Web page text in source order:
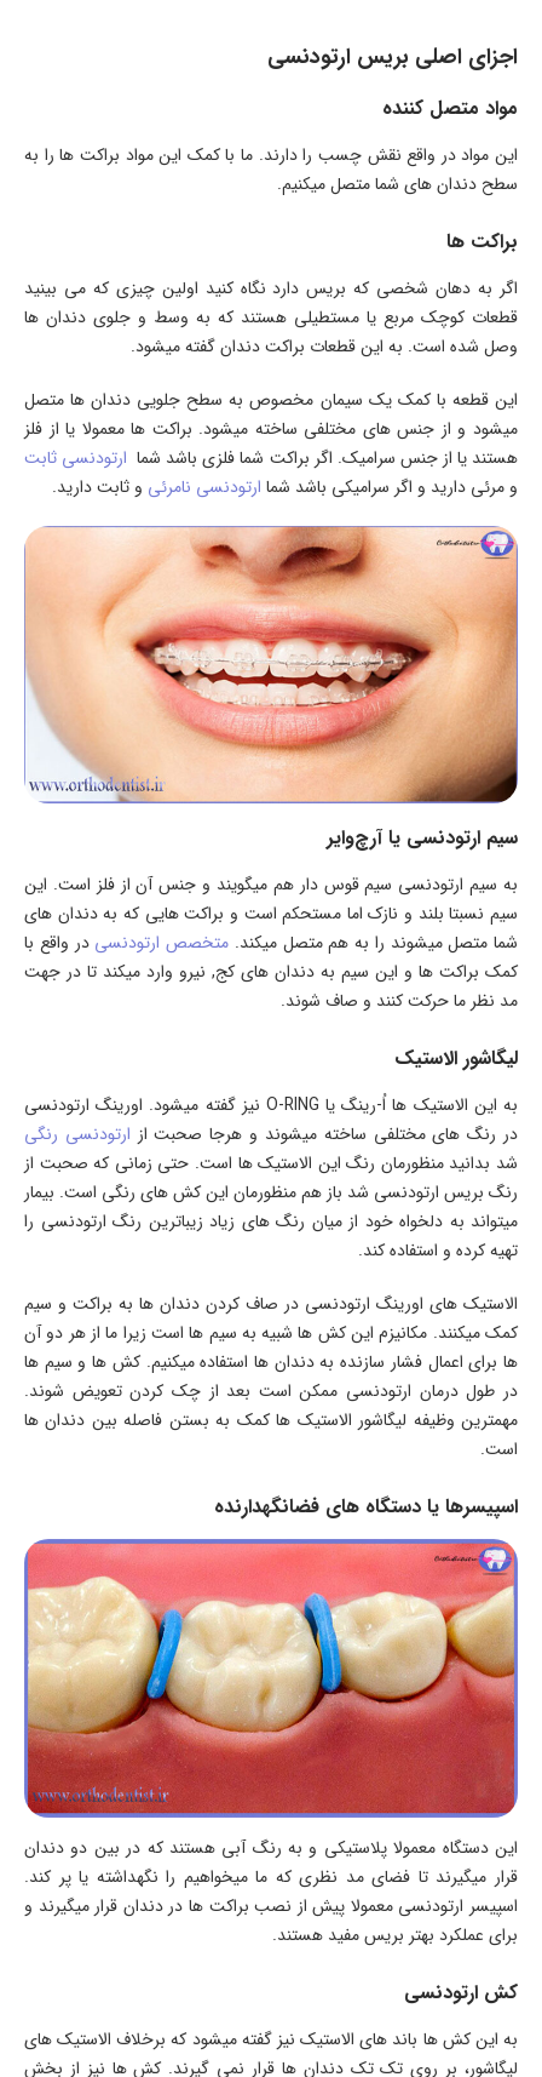
اجزای اصلی بریس ارتودنسی
مواد متصل کننده
این مواد در واقع نقش چسب را دارند. ما با کمک این مواد براکت ها را به
سطح دندان های شما متصل میکنیم.
براکت ها
اگر به دهان شخصی که بریس دارد نگاه کنید اولین چیزی که می بینید
قطعات کوچک مربع یا مستطیلی هستند که به وسط و جلوی دندان ها
وصل شده است. به این قطعات براکت دندان گفته میشود.
این قطعه با کمک یک سیمان مخصوص به سطح جلویی دندان ها متصل
میشود و از جنس های مختلفی ساخته میشود. براکت ها معمولا یا از فلز
هستند یا از جنس سرامیک. اگر براکت شما فلزی باشد شما ارتودنسی ثابت
و مرئی دارید و اگر سرامیکی باشد شما ارتودنسی نامرئی و ثابت دارید.
سیم ارتودنسی یا آرچ‌وایر
به سیم ارتودنسی سیم قوس دار هم میگویند و جنس آن از فلز است. این
سیم نسبتا بلند و نازک اما مستحکم است و براکت هایی که به دندان های
شما متصل میشوند را به هم متصل میکند. متخصص ارتودنسی در واقع با
کمک براکت ها و این سیم به دندان های کج, نیرو وارد میکند تا در جهت
مد نظر ما حرکت کنند و صاف شوند.
لیگاشور الاستیک
به این الاستیک ها اُ-رینگ یا O-RING نیز گفته میشود. اورینگ ارتودنسی
در رنگ های مختلفی ساخته میشوند و هرجا صحبت از ارتودنسی رنگی
شد بدانید منظورمان رنگ این الاستیک ها است. حتی زمانی که صحبت از
رنگ بریس ارتودنسی شد باز هم منظورمان این کش های رنگی است. بیمار
میتواند به دلخواه خود از میان رنگ های زیاد زیباترین رنگ ارتودنسی را
تهیه کرده و استفاده کند.
الاستیک های اورینگ ارتودنسی در صاف کردن دندان ها به براکت و سیم
کمک میکنند. مکانیزم این کش ها شبیه به سیم ها است زیرا ما از هر دو آن
ها برای اعمال فشار سازنده به دندان ها استفاده میکنیم. کش ها و سیم ها
در طول درمان ارتودنسی ممکن است بعد از چک کردن تعویض شوند.
مهمترین وظیفه لیگاشور الاستیک ها کمک به بستن فاصله بین دندان ها
است.
اسپیسرها یا دستگاه های فضانگهدارنده
این دستگاه معمولا پلاستیکی و به رنگ آبی هستند که در بین دو دندان
قرار میگیرند تا فضای مد نظری که ما میخواهیم را نگهداشته یا پر کند.
اسپیسر ارتودنسی معمولا پیش از نصب براکت ها در دندان قرار میگیرند و
برای عملکرد بهتر بریس مفید هستند.
کش ارتودنسی
به این کش ها باند های الاستیک نیز گفته میشود که برخلاف الاستیک های
لیگاشور، بر روی تک تک دندان ها قرار نمی گیرند. کش ها نیز از بخش